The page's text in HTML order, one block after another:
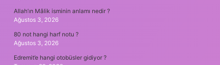
Allah’ın Mâlik isminin anlamı nedir ?
Ağustos 3, 2026
80 not hangi harf notu ?
Ağustos 3, 2026
Edremit’e hangi otobüsler gidiyor ?